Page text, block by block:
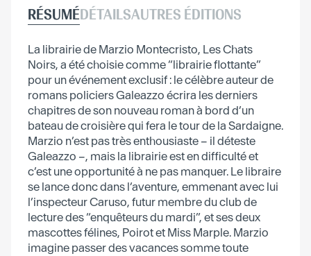
RÉSUMÉDÉTAILSAUTRES ÉDITIONS
La librairie de Marzio Montecristo, Les Chats
Noirs, a été choisie comme “librairie flottante”
pour un événement exclusif : le célèbre auteur de
romans policiers Galeazzo écrira les derniers
chapitres de son nouveau roman à bord d’un
bateau de croisière qui fera le tour de la Sardaigne.
Marzio n’est pas très enthousiaste – il déteste
Galeazzo –, mais la librairie est en difficulté et
c’est une opportunité à ne pas manquer. Le libraire
se lance donc dans l’aventure, emmenant avec lui
l’inspecteur Caruso, futur membre du club de
lecture des “enquêteurs du mardi”, et ses deux
mascottes félines, Poirot et Miss Marple. Marzio
imagine passer des vacances somme toute